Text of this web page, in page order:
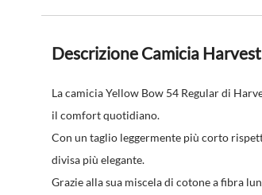
Descrizione Camicia
La camicia Yellow Bow 54 Regular di
il comfort quotidiano.
Con un taglio leggermente più corto
divisa più elegante.
Grazie alla sua miscela di cotone a fibra